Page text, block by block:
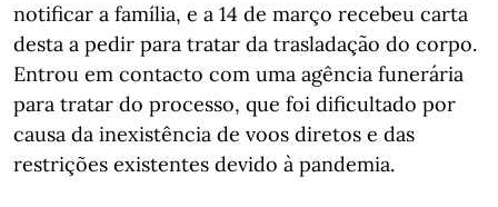
notificar a família, e a 14 de março recebeu carta
desta a pedir para tratar da trasladação do corpo.
Entrou em contacto com uma agência funerária
para tratar do processo, que foi dificultado por
causa da inexistência de voos diretos e das
restrições existentes devido à pandemia.